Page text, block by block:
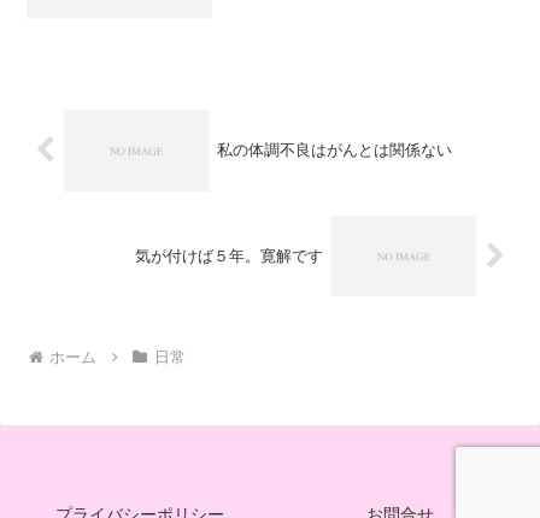
私の体調不良はがんとは関係ない
気が付けば５年。寛解です
ホーム 日常